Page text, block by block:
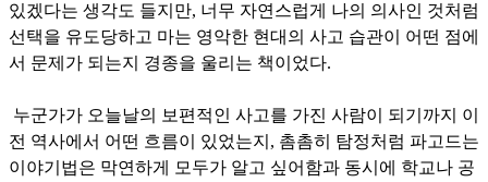
있겠다는 생각도 들지만, 너무 자연스럽게 나의 의사인 것처럼
선택을 유도당하고 마는 영악한 현대의 사고 습관이 어떤 점에
서 문제가 되는지 경종을 울리는 책이었다.
누군가가 오늘날의 보편적인 사고를 가진 사람이 되기까지 이
전 역사에서 어떤 흐름이 있었는지, 촘촘히 탐정처럼 파고드는
이야기법은 막연하게 모두가 알고 싶어함과 동시에 학교나 공